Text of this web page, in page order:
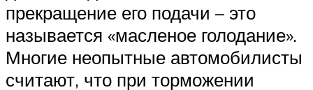
прекращение его подачи – это
называется «масленое голодание».
Многие неопытные автомобилисты
считают, что при торможении